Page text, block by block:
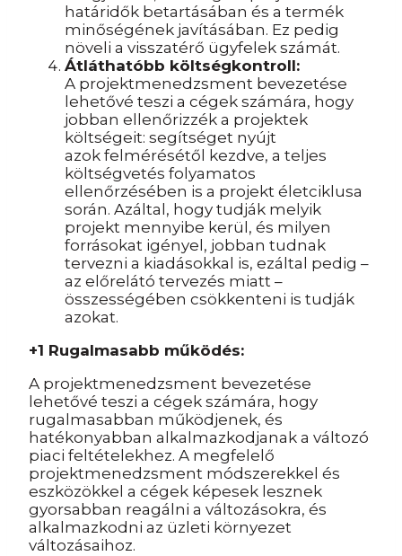
határidők betartásában és a termék
minőségének javításában. Ez pedig
növeli a visszatérő ügyfelek számát.
Átláthatóbb költségkontroll:
A projektmenedzsment bevezetése
lehetővé teszi a cégek számára, hogy
jobban ellenőrizzék a projektek
költségeit: segítséget nyújt
azok felmérésétől kezdve, a teljes
költségvetés folyamatos
ellenőrzésében is a projekt életciklusa
során. Azáltal, hogy tudják melyik
projekt mennyibe kerül, és milyen
forrásokat igényel, jobban tudnak
tervezni a kiadásokkal is, ezáltal pedig –
az előrelátó tervezés miatt –
összességében csökkenteni is tudják
azokat.
+1 Rugalmasabb működés:
A projektmenedzsment bevezetése
lehetővé teszi a cégek számára, hogy
rugalmasabban működjenek, és
hatékonyabban alkalmazkodjanak a változó
piaci feltételekhez. A megfelelő
projektmenedzsment módszerekkel és
eszközökkel a cégek képesek lesznek
gyorsabban reagálni a változásokra, és
alkalmazkodni az üzleti környezet
változásaihoz.